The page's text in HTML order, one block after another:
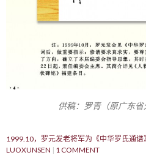
供稿：罗青（原广东
1999.10，罗元发老将军为《中华罗氏通谱
LUOXUNSEN
1 COMMENT